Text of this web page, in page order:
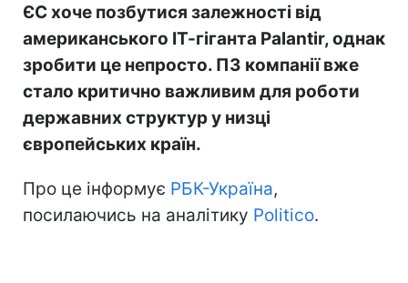
ЄС хоче позбутися залежності від
американського ІТ-гіганта Palantir, однак
зробити це непросто. ПЗ компанії вже
стало критично важливим для роботи
державних структур у низці
європейських країн.
Про це інформує РБК-Україна,
посилаючись на аналітику Politico.